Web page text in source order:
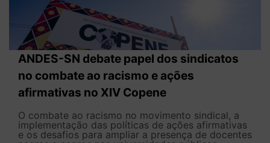
ANDES-SN debate papel dos sindicatos
no combate ao racismo e ações
afirmativas no XIV Copene
O combate ao racismo no movimento sindical, a
implementação das políticas de ações afirmativas
e os desafios para ampliar a presença de docentes